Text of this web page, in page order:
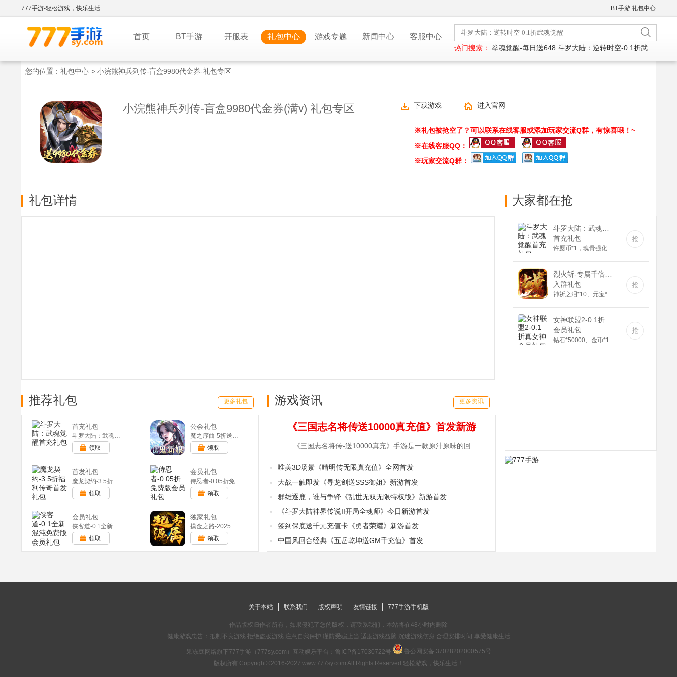
777手游-轻松游戏，快乐生活 BT手游 礼包中心
首页 BT手游 开服表 礼包中心 游戏专题 新闻中心 客服中心
热门搜索： 拳魂觉醒-每日送648 斗罗大陆：逆转时空-0.1折武魂觉醒
您的位置： 礼包中心 > 小浣熊神兵列传-盲盒9980代金券-礼包专区
小浣熊神兵列传-盲盒9980代金券(满v) 礼包专区 下载游戏 进入官网
※礼包被抢空了？可以联系在线客服或添加玩家交流Q群，有惊喜哦！~
※在线客服QQ：
※玩家交流Q群：
礼包详情
推荐礼包 更多礼包
首充礼包
斗罗大陆：武魂觉醒(满v)
领取
公会礼包
魔之序曲-5折送鬼新娘(满v)
领取
首发礼包
魔龙契约-3.5折福利传奇(满v)
领取
会员礼包
侍忍者-0.05折免费版(满v)
领取
会员礼包
侠客道-0.1全新混沌免费版(满v)
领取
独家礼包
摸金之路-2025新年起源专属(无VIP)
领取
游戏资讯 更多资讯
《三国志名将传送10000真充值》首发新游
唯美3D场景《晴明传无限真充值》全网首发
大战一触即发《寻龙剑送SSS御姐》新游首发
群雄逐鹿，谁与争锋《乱世无双无限特权版》新游首发
《斗罗大陆神界传说II开局全魂师》今日新游首发
签到保底送千元充值卡《勇者荣耀》新游首发
中国风回合经典《五岳乾坤送GM千充值》首发
大家都在抢
首充礼包
抢
入群礼包
抢
会员礼包
抢
关于本站 联系我们 版权声明 友情链接 777手游手机版
作品版权归作者所有，如果侵犯了您的版权，请联系我们，本站将在48小时内删除
健康游戏忠告：抵制不良游戏 拒绝盗版游戏 注意自我保护 谨防受骗上当 适度游戏益脑 沉迷游戏伤身 合理安排时间 享受健康生活
果冻豆网络旗下777手游（777sy.com）互动娱乐平台： 鲁ICP备17030722号
鲁公网安备 37028202000575号
版权所有 Copyright©2016-2027 www.777sy.com All Rights Reserved 轻松游戏，快乐生活！